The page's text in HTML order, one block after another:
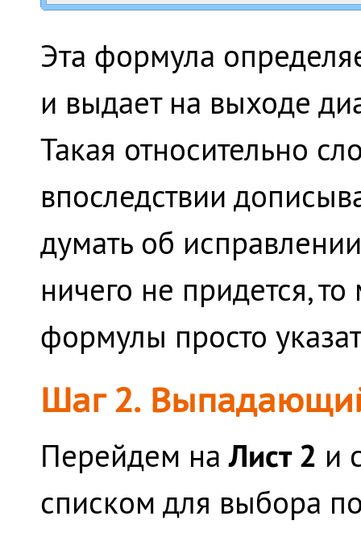
Эта формула
и выдает на выходе
Такая относительно
впоследствии
думать об
ничего не придется,
формулы просто
Шаг 2.
Перейдем наЛист 2 и
списком для выбора